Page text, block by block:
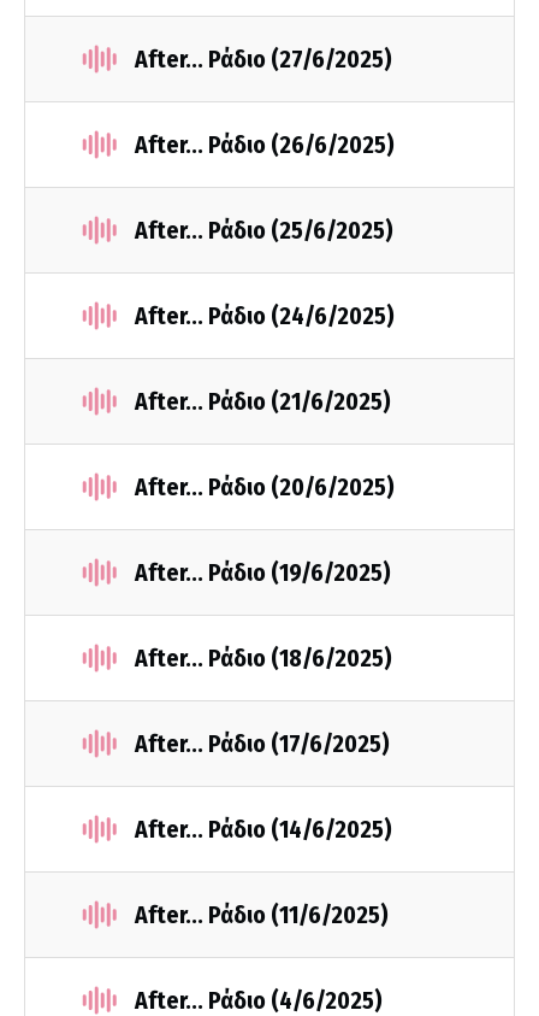
After... Ράδιο (27/6/2025)
After... Ράδιο (26/6/2025)
After... Ράδιο (25/6/2025)
After... Ράδιο (24/6/2025)
After... Ράδιο (21/6/2025)
After... Ράδιο (20/6/2025)
After... Ράδιο (19/6/2025)
After... Ράδιο (18/6/2025)
After... Ράδιο (17/6/2025)
After... Ράδιο (14/6/2025)
After... Ράδιο (11/6/2025)
After... Ράδιο (4/6/2025)